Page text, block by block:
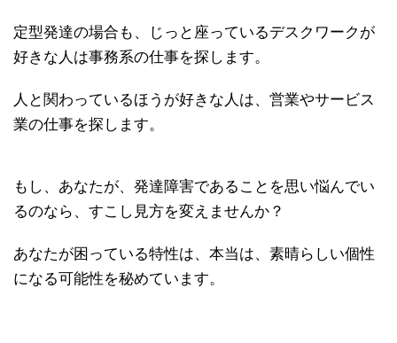
定型発達の場合も、じっと座っているデスクワークが
好きな人は事務系の仕事を探します。
人と関わっているほうが好きな人は、営業やサービス
業の仕事を探します。
もし、あなたが、発達障害であることを思い悩んでい
るのなら、すこし見方を変えませんか？
あなたが困っている特性は、本当は、素晴らしい個性
になる可能性を秘めています。